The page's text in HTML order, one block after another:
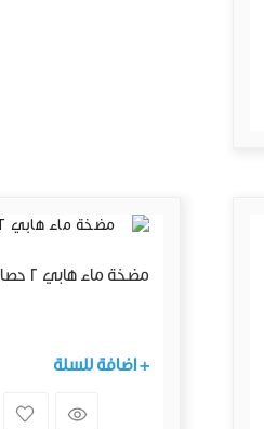
مضخة ماء هابي 2 حصان 2 انش
+ اضافة للسلة